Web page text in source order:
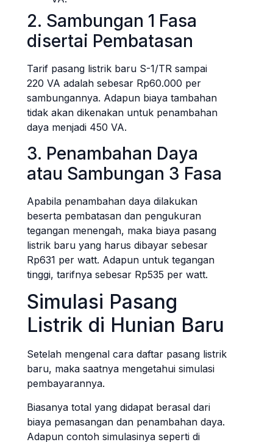
2. Sambungan 1 Fasa
disertai Pembatasan
Tarif pasang listrik baru S-1/TR sampai
220 VA adalah sebesar Rp60.000 per
sambungannya. Adapun biaya tambahan
tidak akan dikenakan untuk penambahan
daya menjadi 450 VA.
3. Penambahan Daya
atau Sambungan 3 Fasa
Apabila penambahan daya dilakukan
beserta pembatasan dan pengukuran
tegangan menengah, maka biaya pasang
listrik baru yang harus dibayar sebesar
Rp631 per watt. Adapun untuk tegangan
tinggi, tarifnya sebesar Rp535 per watt.
Simulasi Pasang
Listrik di Hunian Baru
Setelah mengenal cara daftar pasang listrik
baru, maka saatnya mengetahui simulasi
pembayarannya.
Biasanya total yang didapat berasal dari
biaya pemasangan dan penambahan daya.
Adapun contoh simulasinya seperti di